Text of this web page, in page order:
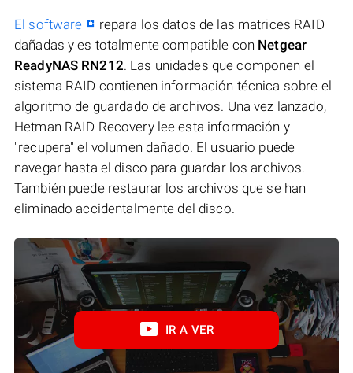
El software
repara los datos de las matrices RAID
dañadas y es totalmente compatible con Netgear
ReadyNAS RN212. Las unidades que componen el
sistema RAID contienen información técnica sobre el
algoritmo de guardado de archivos. Una vez lanzado,
Hetman RAID Recovery lee esta información y
"recupera" el volumen dañado. El usuario puede
navegar hasta el disco para guardar los archivos.
También puede restaurar los archivos que se han
eliminado accidentalmente del disco.
IR A VER